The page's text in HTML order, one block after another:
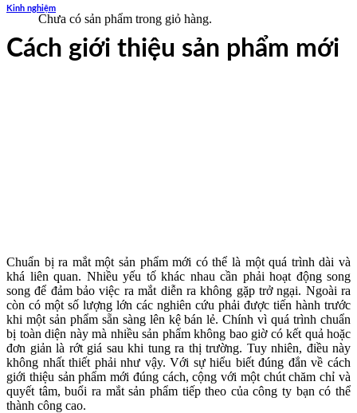
Chưa có sản phẩm trong giỏ hàng.
Kinh nghiệm
Cách giới thiệu sản phẩm mới
Chuẩn bị ra mắt một sản phẩm mới có thể là một quá trình dài và
khá liên quan. Nhiều yếu tố khác nhau cần phải hoạt động song
song để đảm bảo việc ra mắt diễn ra không gặp trở ngại. Ngoài ra
còn có một số lượng lớn các nghiên cứu phải được tiến hành trước
khi một sản phẩm sẵn sàng lên kệ bán lẻ. Chính vì quá trình chuẩn
bị toàn diện này mà nhiều sản phẩm không bao giờ có kết quả hoặc
đơn giản là rớt giá sau khi tung ra thị trường. Tuy nhiên, điều này
không nhất thiết phải như vậy. Với sự hiểu biết đúng đắn về cách
giới thiệu sản phẩm mới đúng cách, cộng với một chút chăm chỉ và
quyết tâm, buổi ra mắt sản phẩm tiếp theo của công ty bạn có thể
thành công cao.